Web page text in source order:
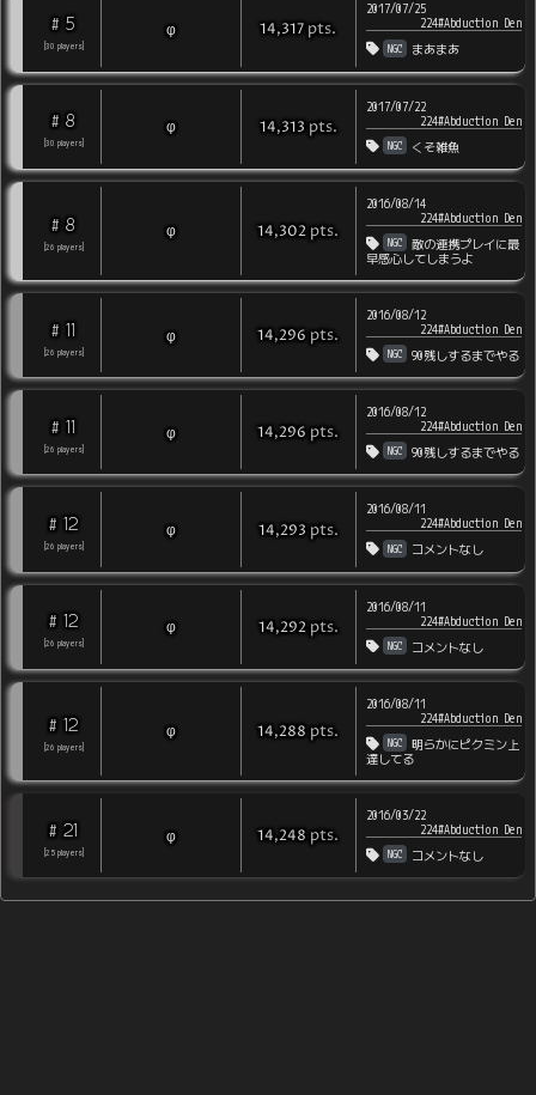
# 5
30 players
φ 14,317 pts.
2017/07/25
224#Abduction Den
NGC まあまあ
# 8
30 players
φ 14,313 pts.
2017/07/22
224#Abduction Den
NGC くそ雑魚
# 8
26 players
φ 14,302 pts.
2016/08/14
224#Abduction Den
NGC
敵の連携プレイに最
早感心してしまうよ
# 11
26 players
φ 14,296 pts.
2016/08/12
224#Abduction Den
NGC 90残しするまでやる
# 11
26 players
φ 14,296 pts.
2016/08/12
224#Abduction Den
NGC 90残しするまでやる
# 12
26 players
φ 14,293 pts.
2016/08/11
224#Abduction Den
NGC コメントなし
# 12
26 players
φ 14,292 pts.
2016/08/11
224#Abduction Den
NGC コメントなし
# 12
26 players
φ 14,288 pts.
2016/08/11
224#Abduction Den
NGC
明らかにピクミン上
達してる
# 21
25 players
φ 14,248 pts.
2016/03/22
224#Abduction Den
NGC コメントなし